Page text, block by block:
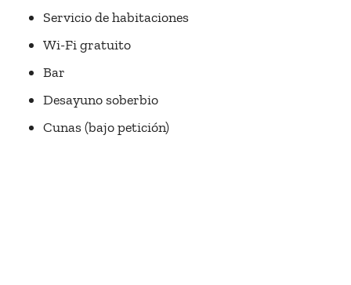
Servicio de habitaciones
Wi-Fi gratuito
Bar
Desayuno soberbio
Cunas (bajo petición)